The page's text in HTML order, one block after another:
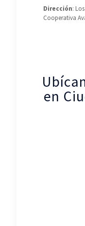
Dirección:
Cooperativa
en